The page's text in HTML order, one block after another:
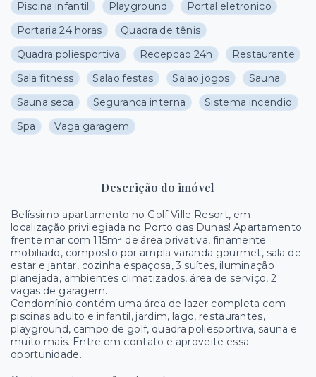
Piscina infantil
Playground
Portal eletronico
Portaria 24 horas
Quadra de tênis
Quadra poliesportiva
Recepcao 24h
Restaurante
Sala fitness
Salao festas Salao jogos
Sauna
Sauna seca
Seguranca interna
Sistema incendio
Spa
Vaga garagem
Descrição do imóvel
Belíssimo apartamento no Golf Ville Resort, em
localização privilegiada no Porto das Dunas! Apartamento
frente mar com 115m² de área privativa, finamente
mobiliado, composto por ampla varanda gourmet, sala de
estar e jantar, cozinha espaçosa, 3 suítes, iluminação
planejada, ambientes climatizados, área de serviço, 2
vagas de garagem.
Condomínio contém uma área de lazer completa com
piscinas adulto e infantil, jardim, lago, restaurantes,
playground, campo de golf, quadra poliesportiva, sauna e
muito mais. Entre em contato e aproveite essa
oportunidade.